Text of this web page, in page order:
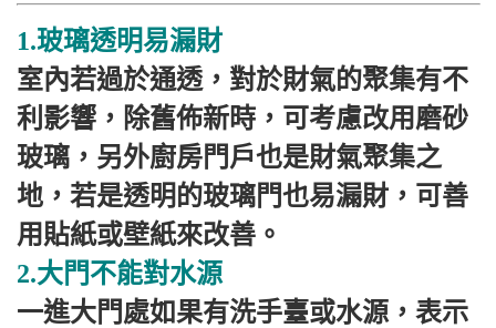
1.玻璃透明易漏財
室內若過於通透，對於財氣的聚集有不
利影響，除舊佈新時，可考慮改用磨砂
玻璃，另外廚房門戶也是財氣聚集之
地，若是透明的玻璃門也易漏財，可善
用貼紙或壁紙來改善。
2.大門不能對水源
一進大門處如果有洗手臺或水源，表示